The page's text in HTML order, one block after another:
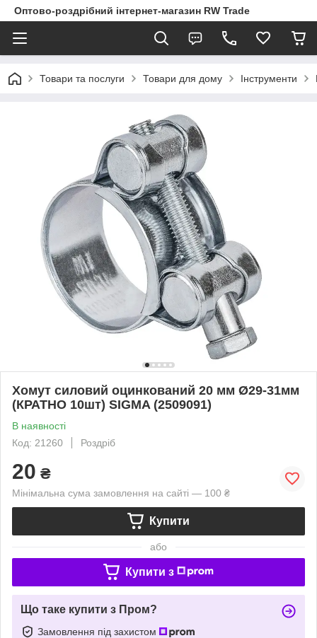
Оптово-роздрібний інтернет-магазин RW Trade
Товари та послуги Товари для дому Інструменти
Хомут силовий оцинкований 20 мм Ø29-31мм
(КРАТНО 10шт) SIGMA (2509091)
В наявності
Код: 21260
Роздріб
20 ₴
Мінімальна сума замовлення на сайті — 100 ₴
Купити
або
Купити з
Що таке купити з Пром?
Замовлення під захистом